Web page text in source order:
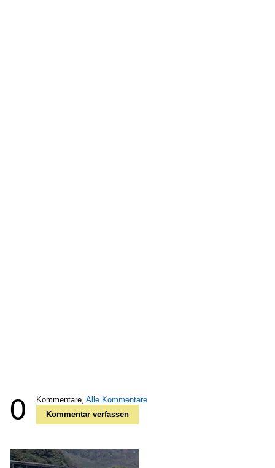
0 Kommentare, Alle Kommentare
Kommentar verfassen